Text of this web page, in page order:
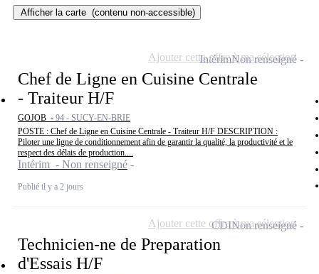
Afficher la carte (contenu non-accessible)
Chef de Ligne en Cuisine Centrale
- Traiteur H/F
GOJOB - 94 - SUCY-EN-BRIE
POSTE : Chef de Ligne en Cuisine Centrale - Traiteur H/F DESCRIPTION :
Piloter une ligne de conditionnement afin de garantir la qualité, la productivité et le
respect des délais de production....
Intérim - Non renseigné
Publié il y a 2 jours
IntérimNon renseigné
Ajouter cette offre à ma sélection
Technicien-ne de Preparation
d'Essais H/F
CDINon renseigné
Ajouter cette offre à ma sélection